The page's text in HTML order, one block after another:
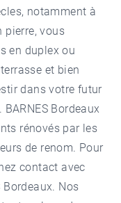
notamment à
pierre, vous
en duplex ou
et bien
dans votre futur
. BARNES Bordeaux
rénovés par les
de renom. Pour
contact avec
Bordeaux. Nos